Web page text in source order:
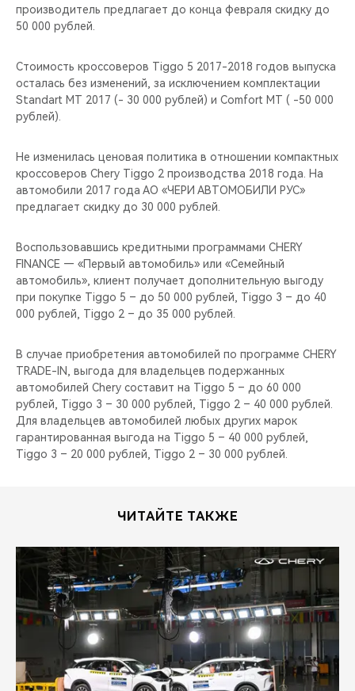
ВИДЕООБЗОРЫ
CHERY ДЛЯ ДЕТЕЙ
производитель предлагает до конца февраля скидку до
50 000 рублей.
Стоимость кроссоверов Tiggo 5 2017-2018 годов выпуска
осталась без изменений, за исключением комплектации
Standart MT 2017 (- 30 000 рублей) и Comfort MT ( -50 000
рублей).
Не изменилась ценовая политика в отношении компактных
кроссоверов Chery Tiggo 2 производства 2018 года. На
автомобили 2017 года АО «ЧЕРИ АВТОМОБИЛИ РУС»
предлагает скидку до 30 000 рублей.
Воспользовавшись кредитными программами CHERY
FINANCE — «Первый автомобиль» или «Семейный
автомобиль», клиент получает дополнительную выгоду
при покупке Tiggo 5 – до 50 000 рублей, Tiggo 3 – до 40
000 рублей, Tiggo 2 – до 35 000 рублей.
В случае приобретения автомобилей по программе CHERY
TRADE-IN, выгода для владельцев подержанных
автомобилей Chery составит на Tiggo 5 – до 60 000
рублей, Tiggo 3 – 30 000 рублей, Tiggo 2 – 40 000 рублей.
Для владельцев автомобилей любых других марок
гарантированная выгода на Tiggo 5 – 40 000 рублей,
Tiggo 3 – 20 000 рублей, Tiggo 2 – 30 000 рублей.
ЧИТАЙТЕ ТАКЖЕ